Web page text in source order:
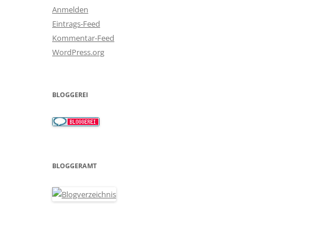
Anmelden
Eintrags-Feed
Kommentar-Feed
WordPress.org
BLOGGEREI
BLOGGERAMT